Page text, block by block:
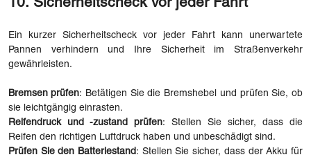
10. Sicherheitscheck vor jeder Fahrt
Ein kurzer Sicherheitscheck vor jeder Fahrt kann unerwartete
Pannen verhindern und Ihre Sicherheit im Straßenverkehr
gewährleisten.
Bremsen prüfen: Betätigen Sie die Bremshebel und prüfen Sie, ob
sie leichtgängig einrasten.
Reifendruck und -zustand prüfen: Stellen Sie sicher, dass die
Reifen den richtigen Luftdruck haben und unbeschädigt sind.
Prüfen Sie den Batteriestand : Stellen Sie sicher, dass der Akku für